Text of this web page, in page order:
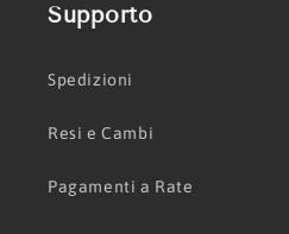
Supporto
Spedizioni
Resi e Cambi
Pagamenti a Rate